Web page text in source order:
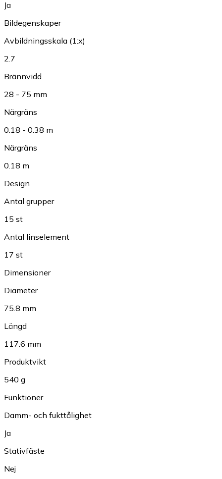
Ja
Bildegenskaper
Avbildningsskala (1:x)
2.7
Brännvidd
28 - 75 mm
Närgräns
0.18 - 0.38 m
Närgräns
0.18 m
Design
Antal grupper
15 st
Antal linselement
17 st
Dimensioner
Diameter
75.8 mm
Längd
117.6 mm
Produktvikt
540 g
Funktioner
Damm- och fukttålighet
Ja
Stativfäste
Nej